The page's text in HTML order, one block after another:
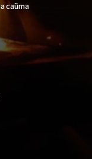
сайта